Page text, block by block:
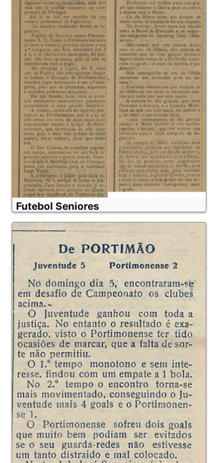
Futebol Seniores